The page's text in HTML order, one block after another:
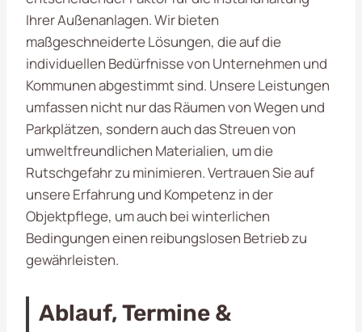
Ihrer Außenanlagen. Wir bieten
maßgeschneiderte Lösungen, die auf die
individuellen Bedürfnisse von Unternehmen und
Kommunen abgestimmt sind. Unsere Leistungen
umfassen nicht nur das Räumen von Wegen und
Parkplätzen, sondern auch das Streuen von
umweltfreundlichen Materialien, um die
Rutschgefahr zu minimieren. Vertrauen Sie auf
unsere Erfahrung und Kompetenz in der
Objektpflege, um auch bei winterlichen
Bedingungen einen reibungslosen Betrieb zu
gewährleisten.
Ablauf, Termine &